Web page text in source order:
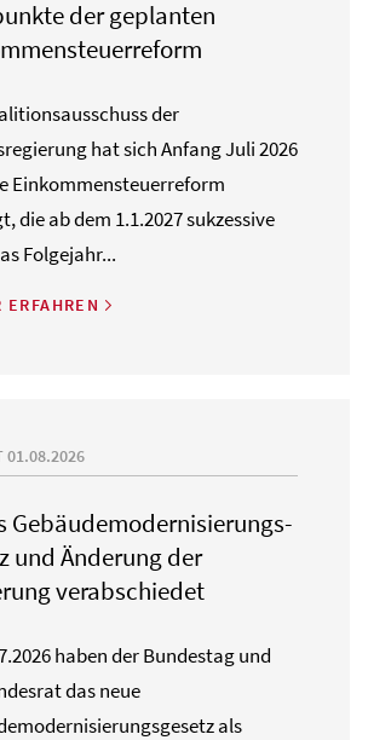
der geplanten
der
hat sich Anfang Juli 2026
Einkommensteuerreform
die ab dem 1.1.2027 sukzessive
Folgejahr...
ERFAHREN
01.08.2026
Gebäude­moderni­sierungs­
und Änderung der
verabschiedet
haben der Bundestag und
das neue
als